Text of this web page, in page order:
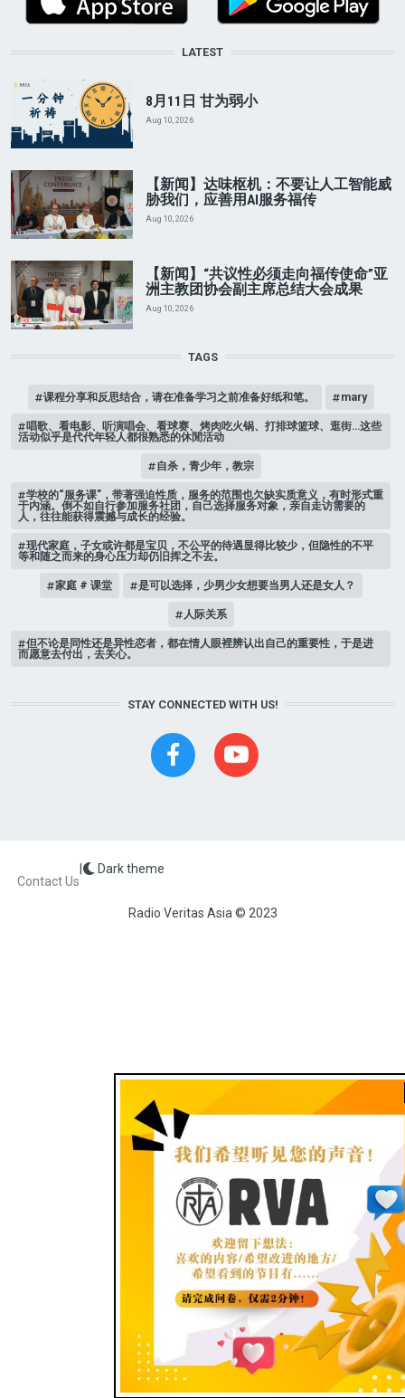
LATEST
8月11日 甘为弱小
Aug 10, 2026
【新闻】达味枢机：不要让人工智能威
胁我们，应善用AI服务福传
Aug 10, 2026
【新闻】“共议性必须走向福传使命”亚
洲主教团协会副主席总结大会成果
Aug 10, 2026
TAGS
课程分享和反思结合，请在准备学习之前准备好纸和笔。 mary
唱歌、看电影、听演唱会、看球赛、烤肉吃火锅、打排球篮球、逛街…这些
活动似乎是代代年轻人都很熟悉的休閒活动
自杀，青少年，教宗
学校的“服务课”，带著强迫性质，服务的范围也欠缺实质意义，有时形式重
于内涵。倒不如自行参加服务社团，自己选择服务对象，亲自走访需要的
人，往往能获得震撼与成长的经验。
现代家庭，子女或许都是宝贝，不公平的待遇显得比较少，但隐性的不平
等和随之而来的身心压力却仍旧挥之不去。
家庭 # 课堂 是可以选择，少男少女想要当男人还是女人？
人际关系
但不论是同性还是异性恋者，都在情人眼裡辨认出自己的重要性，于是进
而愿意去付出，去关心。
STAY CONNECTED WITH US!
Radio Veritas Asia © 2023
Contact Us
Dark theme